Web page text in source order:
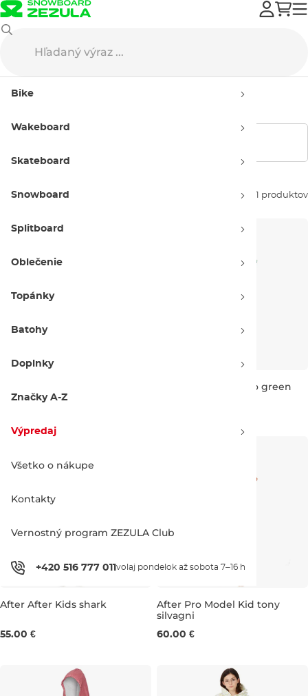
Bike
Wakeboard
Skateboard
Snowboard
Splitboard
Oblečenie
Topánky
Batohy
Doplnky
Značky A-Z
Výpredaj
Všetko o nákupe
Kontakty
Vernostný program ZEZULA Club
+420 516 777 011 volaj pondelok až sobota 7–16 h
Detské wake oblečenie
Zoradiť podľa: 41 produktov
After After Kids dino green
After After Kids shark
55.00 €
After Pro Model Kid tony
silvagni
60.00 €